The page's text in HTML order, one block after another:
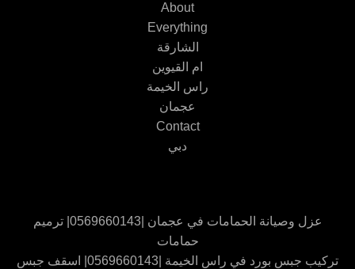
About
Everything
الشارقة
ام القيوين
راس الخيمة
عجمان
Contact
دبي
عزل وصيانة الحمامات في عجمان |0569660143| ترميم
حمامات
تركيب جبس بورد في راس الخيمة |0569660143| اسقف جبس